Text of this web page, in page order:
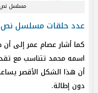
مسلسل
عدد حلقات مسلسل
كما أشار عصام عمر إلى
اسمه محمد تتناسب مع
أن هذا الشكل الأقصر
دون إطالة.